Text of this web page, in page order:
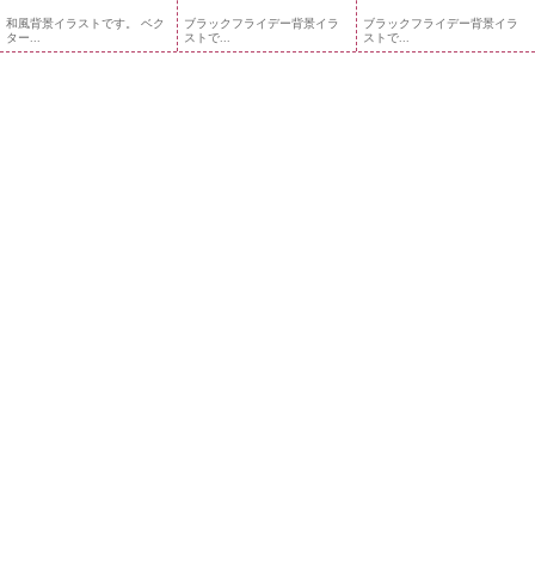
和風背景イラストです。 ベク
ター...
ブラックフライデー背景イラ
ストで...
ブラックフライデー背景イラ
ストで...